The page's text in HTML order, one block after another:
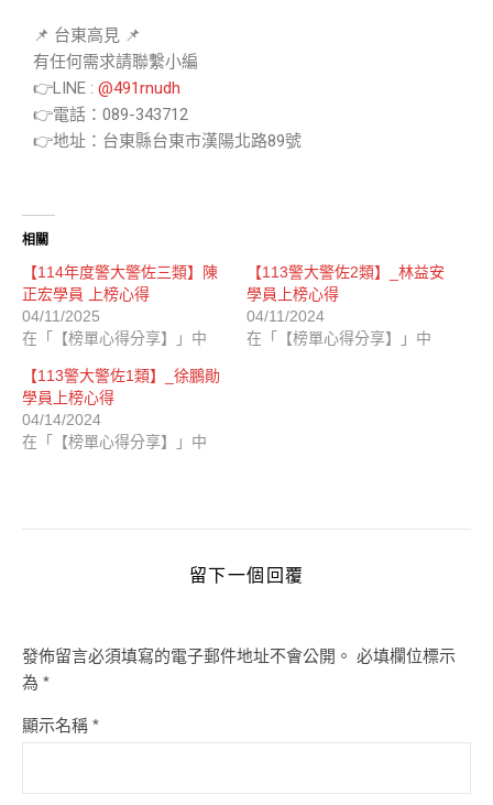
📌 台東高見 📌
有任何需求請聯繫小編
👉LINE : @491rnudh
👉電話：089-343712
👉地址：台東縣台東市漢陽北路89號
相關
【114年度警大警佐三類】陳
正宏學員 上榜心得
04/11/2025
在「【榜單心得分享】」中
【113警大警佐2類】_林益安
學員上榜心得
04/11/2024
在「【榜單心得分享】」中
【113警大警佐1類】_徐鵬勛
學員上榜心得
04/14/2024
在「【榜單心得分享】」中
留下一個回覆
發佈留言必須填寫的電子郵件地址不會公開。 必填欄位標示
為 *
顯示名稱 *